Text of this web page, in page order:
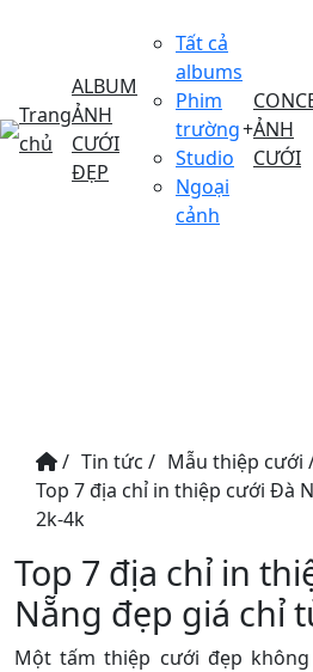
Trang
chủ
ALBUM
ẢNH
CƯỚI
ĐẸP
Tất cả
albums
Phim
trường
Studio
Ngoại
cảnh
+ẢNH
CƯỚI
/ Tin tức / Mẫu thiệp cưới
Top 7 địa chỉ in thiệp cưới Đà
2k-4k
Top 7 địa chỉ in
Nẵng đẹp giá chỉ
Một tấm thiệp cưới đẹp